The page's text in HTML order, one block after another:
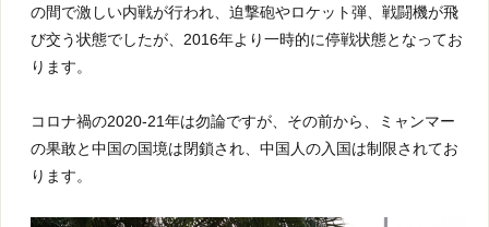
の間で激しい内戦が行われ、迫撃砲やロケット弾、戦闘機が飛
び交う状態でしたが、2016年より一時的に停戦状態となってお
ります。
コロナ禍の2020-21年は勿論ですが、その前から、ミャンマー
の果敢と中国の国境は閉鎖され、中国人の入国は制限されてお
ります。